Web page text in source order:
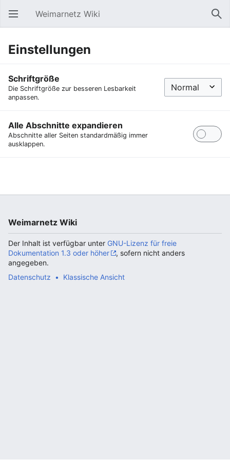
Hauptmenü öffnen Weimarnetz Wiki
Einstellungen
Schriftgröße
Die Schriftgröße zur besseren Lesbarkeit
anpassen.
Alle Abschnitte expandieren
Abschnitte aller Seiten standardmäßig immer
ausklappen.
Weimarnetz Wiki
Der Inhalt ist verfügbar unter GNU-Lizenz für freie
Dokumentation 1.3 oder höher
, sofern nicht anders
angegeben.
Datenschutz
Klassische Ansicht